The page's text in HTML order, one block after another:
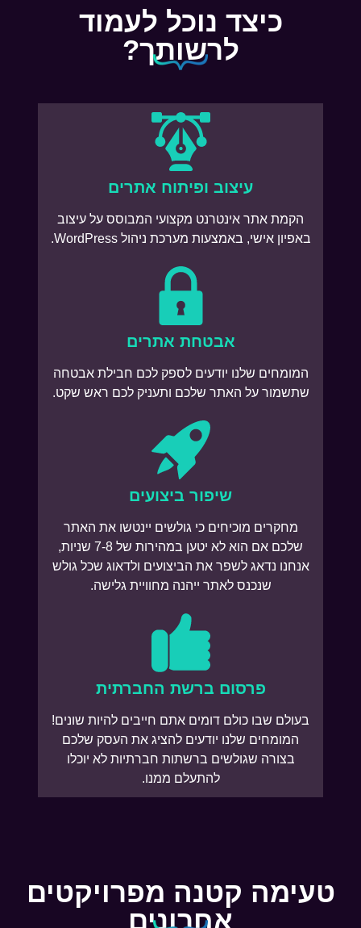
כיצד נוכל לעמוד
לרשותך?
עיצוב ופיתוח אתרים
הקמת אתר אינטרנט מקצועי המבוסס על עיצוב
באפיון אישי, באמצעות מערכת ניהול WordPress.
אבטחת אתרים
המומחים שלנו יודעים לספק לכם חבילת אבטחה
שתשמור על האתר שלכם ותעניק לכם ראש שקט.
שיפור ביצועים
מחקרים מוכיחים כי גולשים יינטשו את האתר
שלכם אם הוא לא יטען במהירות של 7-8 שניות,
אנחנו נדאג לשפר את הביצועים ולדאוג שכל גולש
שנכנס לאתר ייהנה מחוויית גלישה.
פרסום ברשת החברתית
בעולם שבו כולם דומים אתם חייבים להיות שונים!
המומחים שלנו יודעים להציג את העסק שלכם
בצורה שגולשים ברשתות חברתיות לא יוכלו
להתעלם ממנו.
טעימה קטנה מפרויקטים
אחרונים